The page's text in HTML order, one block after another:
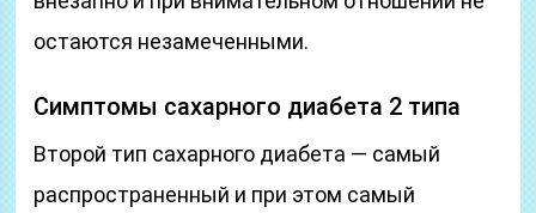
остаются незамеченными.
Симптомы сахарного диабета 2 типа
Второй тип сахарного диабета — самый
распространенный и при этом самый